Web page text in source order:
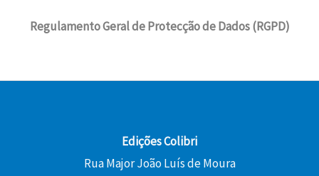
Regulamento Geral de Protecção de Dados (RGPD)
Edições Colibri
Rua Major João Luís de Moura